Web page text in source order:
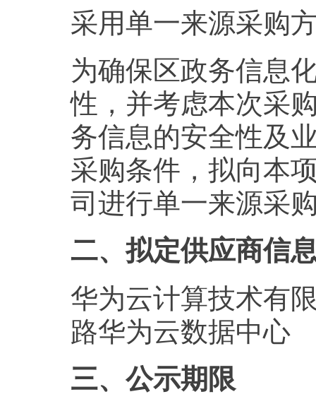
采用单一来源采购
为确保区政务信息
性，并考虑本次采
务信息的安全性及
采购条件，拟向本
司进行单一来源采
二、拟定供应商信
华为云计算技术有
路华为云数据中心
三、公示期限